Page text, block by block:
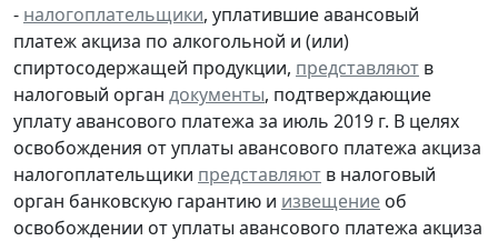
- налогоплательщики, уплатившие авансовый
платеж акциза по алкогольной и (или)
спиртосодержащей продукции, представляют в
налоговый орган документы, подтверждающие
уплату авансового платежа за июль 2019 г. В целях
освобождения от уплаты авансового платежа акциза
налогоплательщики представляют в налоговый
орган банковскую гарантию и извещение об
освобождении от уплаты авансового платежа акциза